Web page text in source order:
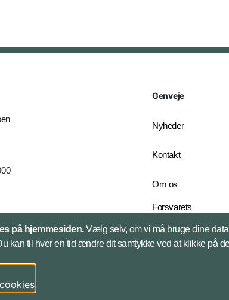
Genveje
Nyheder
Kontakt
Om os
Forsvarets
English Edition
på hjemmesiden.Vælg selv, om vi må bruge dine
kan til hver en tid ændre dit samtykke ved at klikke på